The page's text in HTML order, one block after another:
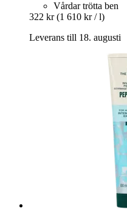
Vårdar trötta ben
322 kr (1 610 kr / l)
Leverans till 18. augusti